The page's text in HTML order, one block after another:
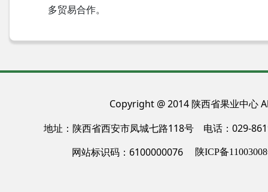
多贸易合作。
Copyright @ 2014 陕西省果业中
地址：陕西省西安市凤城七路118号 电话：029-
网站标识码：6100000076
陕ICP备